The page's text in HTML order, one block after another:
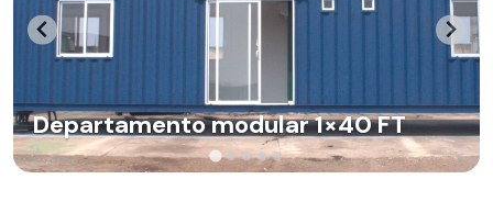
Departamento modular 1×40 FT
Transformamos contenedores en departamentos modernos,